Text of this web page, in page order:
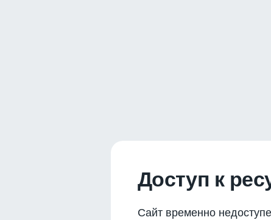
Доступ к
Сайт временно